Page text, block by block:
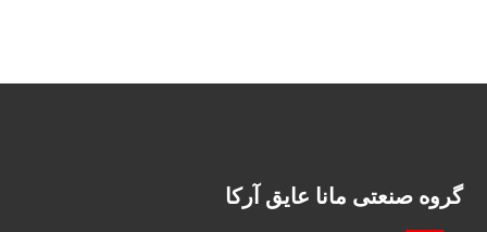
گروه صنعتی مانا عایق آرکا